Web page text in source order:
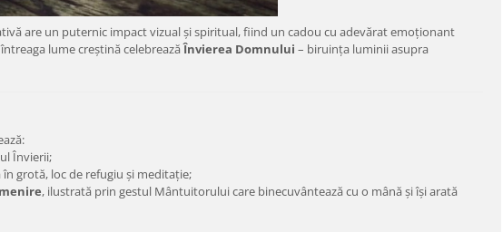
are un puternic impact vizual și spiritual, fiind un cadou cu adevărat emoționant
lume creștină celebreazăÎnvierea Domnului – biruința luminii asupra
Învierii;
grotă, loc de refugiu și meditație;
, ilustrată prin gestul Mântuitorului care binecuvântează cu o mână și își arată